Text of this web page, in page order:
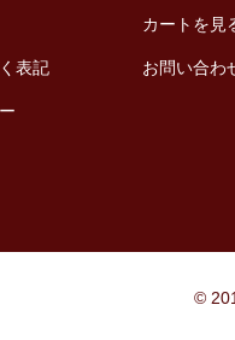
表記
カートを見
お問い合わ
©